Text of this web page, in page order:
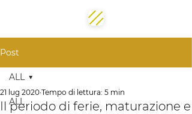
Post
ALL
ALL
Il periodo di ferie, maturazione e
21 lug 2020 Tempo di lettura: 5 min